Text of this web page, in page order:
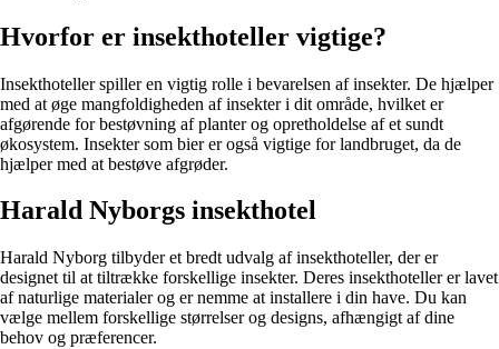
Hvorfor er insekthoteller vigtige?
Insekthoteller spiller en vigtig rolle i bevarelsen af insekter. De hjælper
med at øge mangfoldigheden af insekter i dit område, hvilket er
afgørende for bestøvning af planter og opretholdelse af et sundt
økosystem. Insekter som bier er også vigtige for landbruget, da de
hjælper med at bestøve afgrøder.
Harald Nyborgs insekthotel
Harald Nyborg tilbyder et bredt udvalg af insekthoteller, der er
designet til at tiltrække forskellige insekter. Deres insekthoteller er lavet
af naturlige materialer og er nemme at installere i din have. Du kan
vælge mellem forskellige størrelser og designs, afhængigt af dine
behov og præferencer.